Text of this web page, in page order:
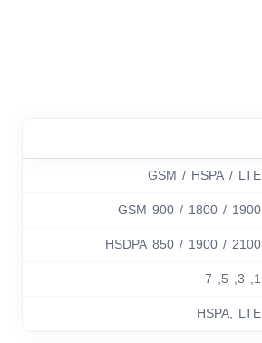
GSM / HSPA / LTE
GSM 900 / 1800 / 1900
HSDPA 850 / 1900 / 2100
1, 3, 5, 7
HSPA, LTE